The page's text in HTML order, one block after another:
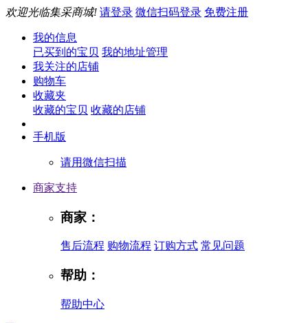
欢迎光临集采商城! 请登录 微信扫码登录 免费注册
我的信息
已买到的宝贝 我的地址管理
我关注的店铺
购物车
收藏夹
收藏的宝贝 收藏的店铺
手机版
请用微信扫描
商家支持
商家：
售后流程 购物流程 订购方式 常见问题
帮助：
帮助中心